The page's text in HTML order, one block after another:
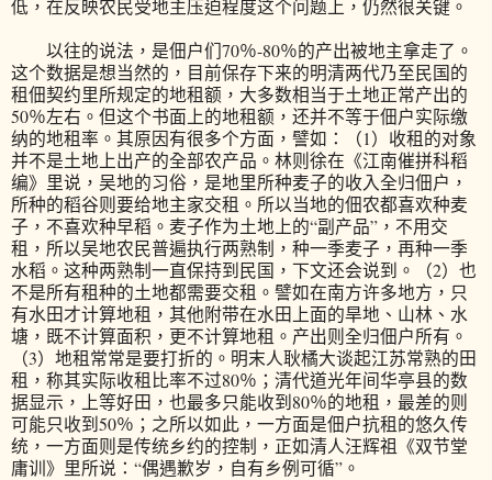
低，在反映农民受地主压迫程度这个问题上，仍然很关键。
以往的说法，是佃户们70％-80％的产出被地主拿走了。
这个数据是想当然的，目前保存下来的明清两代乃至民国的
租佃契约里所规定的地租额，大多数相当于土地正常产出的
50％左右。但这个书面上的地租额，还并不等于佃户实际缴
纳的地租率。其原因有很多个方面，譬如：（1）收租的对象
并不是土地上出产的全部农产品。林则徐在《江南催拼科稻
编》里说，吴地的习俗，是地里所种麦子的收入全归佃户，
所种的稻谷则要给地主家交租。所以当地的佃农都喜欢种麦
子，不喜欢种早稻。麦子作为土地上的“副产品”，不用交
租，所以吴地农民普遍执行两熟制，种一季麦子，再种一季
水稻。这种两熟制一直保持到民国，下文还会说到。（2）也
不是所有租种的土地都需要交租。譬如在南方许多地方，只
有水田才计算地租，其他附带在水田上面的旱地、山林、水
塘，既不计算面积，更不计算地租。产出则全归佃户所有。
（3）地租常常是要打折的。明末人耿橘大谈起江苏常熟的田
租，称其实际收租比率不过80％；清代道光年间华亭县的数
据显示，上等好田，也最多只能收到80％的地租，最差的则
可能只收到50％；之所以如此，一方面是佃户抗租的悠久传
统，一方面则是传统乡约的控制，正如清人汪辉祖《双节堂
庸训》里所说：“偶遇歉岁，自有乡例可循”。